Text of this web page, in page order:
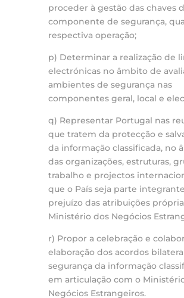
proceder à gestão das chaves
componente de segurança,
respectiva operação;
p) Determinar a realização de
electrónicas no âmbito de
ambientes de segurança nas
componentes geral, local e
q) Representar Portugal nas
que tratem da protecção e
da informação classificada, no
das organizações, estruturas,
trabalho e projectos
que o País seja parte
prejuízo das atribuições
Ministério dos Negócios
r) Propor a celebração e
elaboração dos acordos
segurança da informação
em articulação com o
Negócios Estrangeiros.